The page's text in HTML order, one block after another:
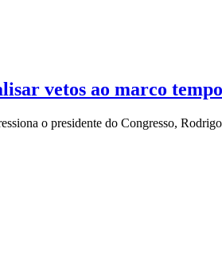
vetos ao marco
o presidente do Congresso,